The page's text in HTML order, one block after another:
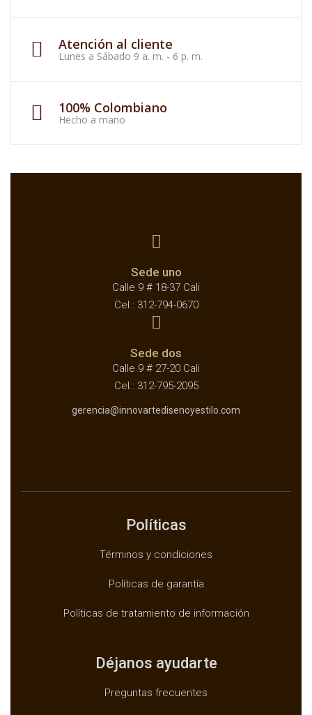
Atención al cliente
Lunes a Sábado 9 a. m. - 6 p. m.
100% Colombiano
Hecho a mano
Sede uno
Calle 9 # 18-37 Cali
Cel.: 312-794-0670
Sede dos
Calle 9 # 27-20 Cali
Cel.: 312-795-2095
gerencia@innovartedisenoyestilo.com
Políticas
Términos y condiciones
Políticas de garantía
Políticas de tratamiento de información
Déjanos ayudarte
Preguntas frecuentes